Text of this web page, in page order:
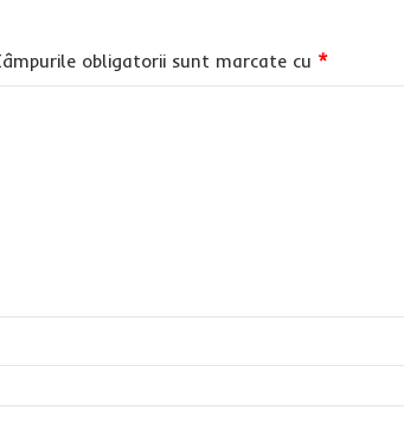
obligatorii sunt marcate cu *